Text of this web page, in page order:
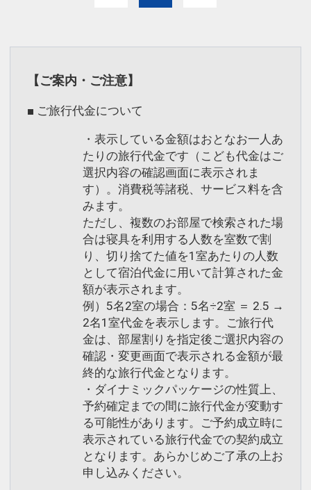
※旅行代金に含まれます。
設定期間：2026年4月1日～2027年3月
31日
17873913
【ご案内・ご注意】
■ ご旅行代金について
・表示している金額はおとなお一人あ
たりの旅行代金です（こども代金はご
選択内容の確認画面に表示されま
す）。消費税等諸税、サービス料を含
みます。
ただし、複数のお部屋で検索された場
合は寝具を利用する人数を室数で割
り、切り捨てた値を1室あたりの人数
として宿泊代金に用いて計算された金
額が表示されます。
例）5名2室の場合：5名÷2室 ＝ 2.5 →
2名1室代金を表示します。ご旅行代
金は、部屋割りを指定後ご選択内容の
確認・変更画面で表示される金額が最
終的な旅行代金となります。
・ダイナミックパッケージの性質上、
予約確定までの間に旅行代金が変動す
る可能性があります。ご予約成立時に
表示されている旅行代金での契約成立
となります。あらかじめご了承の上お
申し込みください。